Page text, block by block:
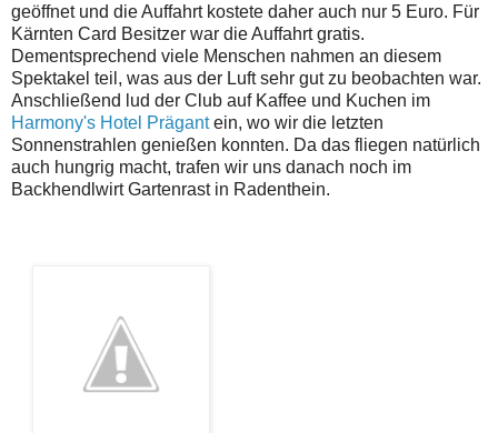
geöffnet und die Auffahrt kostete daher auch nur 5 Euro. Für
Kärnten Card Besitzer war die Auffahrt gratis.
Dementsprechend viele Menschen nahmen an diesem
Spektakel teil, was aus der Luft sehr gut zu beobachten war.
Anschließend lud der Club auf Kaffee und Kuchen im
Harmony's Hotel Prägantein, wo wir die letzten
Sonnenstrahlen genießen konnten. Da das fliegen natürlich
auch hungrig macht, trafen wir uns danach noch im
Backhendlwirt Gartenrast in Radenthein.